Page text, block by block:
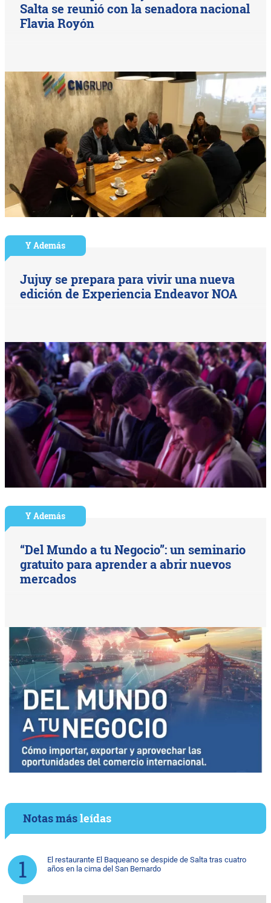
Salta se reunió con la senadora nacional
Flavia Royón
Y Además
Jujuy se prepara para vivir una nueva
edición de Experiencia Endeavor NOA
Y Además
“Del Mundo a tu Negocio”: un seminario
gratuito para aprender a abrir nuevos
mercados
Notas másleídas
El restaurante El Baqueano se despide de Salta tras cuatro
años en la cima del San Bernardo